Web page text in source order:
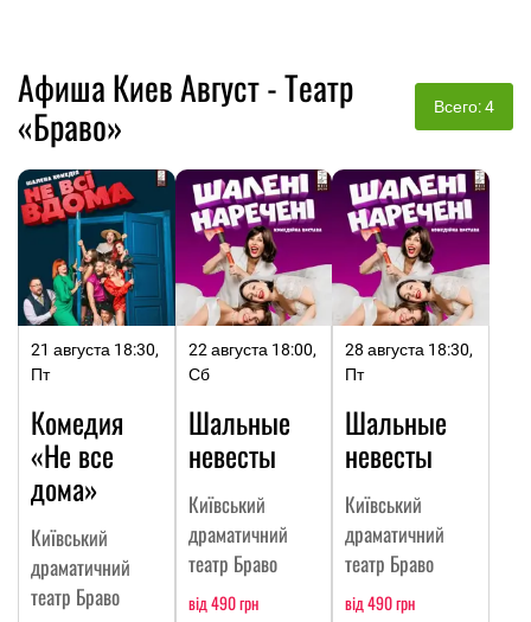
Афиша Киев Август - Театр
«Браво»
Всего: 4
21 августа 18:30,
Пт
Комедия
«Не все
дома»
Київський
драматичний
театр Браво
22 августа 18:00,
Сб
Шальные
невесты
Київський
драматичний
театр Браво
від 490 грн
28 августа 18:30,
Пт
Шальные
невесты
Київський
драматичний
театр Браво
від 490 грн